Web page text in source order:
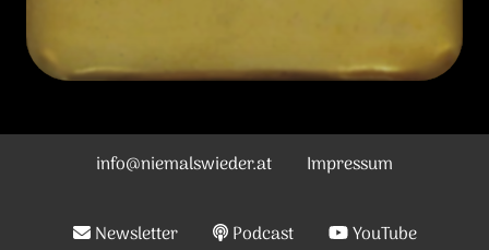
info@niemalswieder.at Impressum
Newsletter Podcast
YouTube